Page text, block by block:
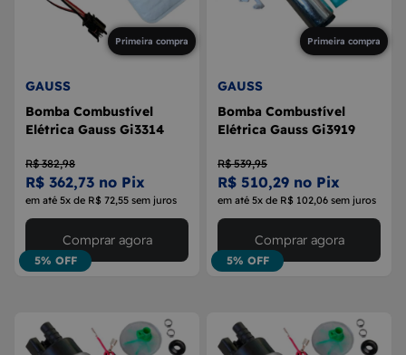
Primeira compra
GAUSS
Bomba Combustível
Elétrica Gauss Gi3314
R$ 382,98
R$ 362,73 no Pix
em até 5x de R$ 72,55 sem juros
5% OFF
Comprar agora
Primeira compra
GAUSS
Bomba Combustível
Elétrica Gauss Gi3919
R$ 539,95
R$ 510,29 no Pix
em até 5x de R$ 102,06 sem juros
5% OFF
Comprar agora